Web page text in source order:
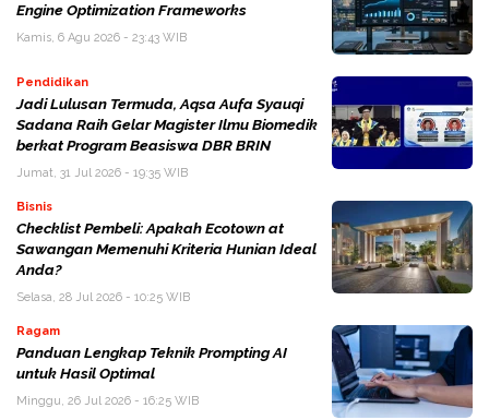
Engine Optimization Frameworks
Kamis, 6 Agu 2026 - 23:43 WIB
Pendidikan
Jadi Lulusan Termuda, Aqsa Aufa Syauqi
Sadana Raih Gelar Magister Ilmu Biomedik
berkat Program Beasiswa DBR BRIN
Jumat, 31 Jul 2026 - 19:35 WIB
Bisnis
Checklist Pembeli: Apakah Ecotown at
Sawangan Memenuhi Kriteria Hunian Ideal
Anda?
Selasa, 28 Jul 2026 - 10:25 WIB
Ragam
Panduan Lengkap Teknik Prompting AI
untuk Hasil Optimal
Minggu, 26 Jul 2026 - 16:25 WIB